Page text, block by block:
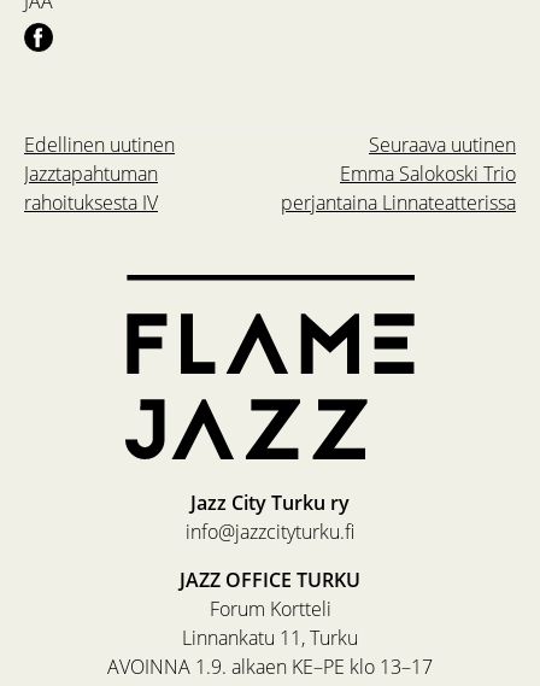
Seuraava uutinen
Emma Salokoski Trio
perjantaina Linnateatterissa
Edellinen uutinen
Jazztapahtuman
rahoituksesta IV
Jazz City Turku ry
info@jazzcityturku.fi
JAZZ OFFICE TURKU
Forum Kortteli
Linnankatu 11, Turku
AVOINNA 1.9. alkaen KE–PE klo 13–17